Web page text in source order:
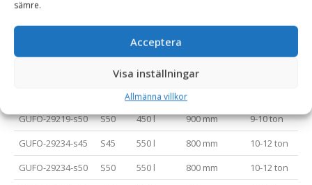
sämre.
Acceptera
Visa inställningar
Allmänna villkor
420 l
S50 420 l 850 mm
450 l 900 mm
GUFO-29219-s50
S50 450 l 900 mm
9-10 ton
GUFO-29234-s45
S45 550 l 800 mm
10-12 ton
GUFO-29234-s50
S50 550 l 800 mm
10-12 ton